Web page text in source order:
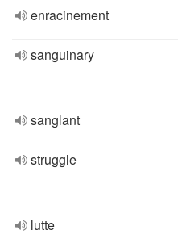
enracinement
sanguinary
sanglant
struggle
lutte